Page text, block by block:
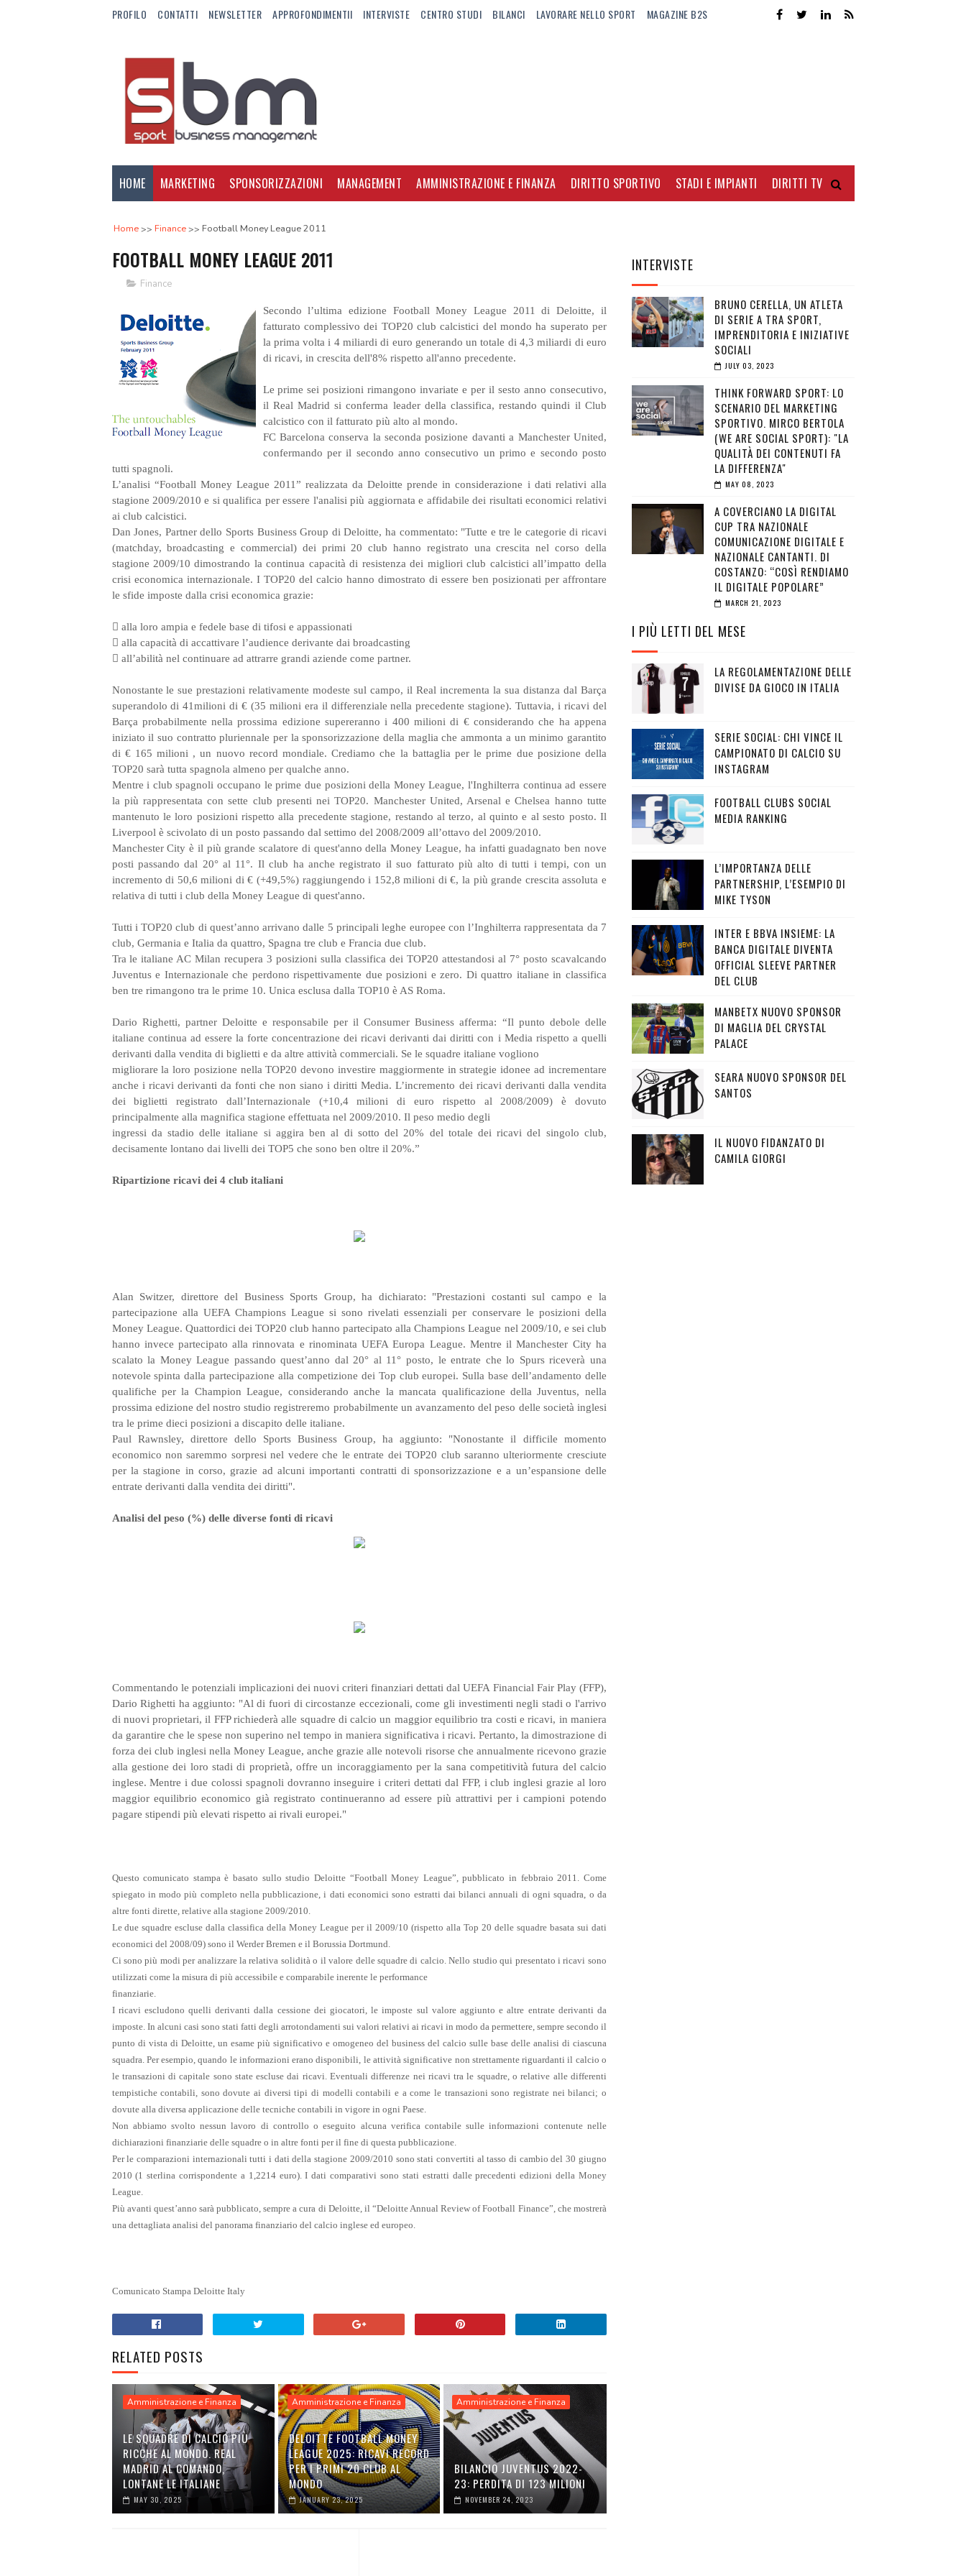
PROFILO CONTATTI NEWSLETTER APPROFONDIMENTII INTERVISTE CENTRO STUDI BILANCI LAVORARE NELLO SPORT MAGAZINE B2S
HOME MARKETING SPONSORIZZAZIONI MANAGEMENT AMMINISTRAZIONE E FINANZA DIRITTO SPORTIVO STADI E IMPIANTI DIRITTI TV
Home Finance Football Money League 2011
FOOTBALL MONEY LEAGUE 2011
Finance
Secondo l’ultima edizione Football Money League 2011 di Deloitte, il
fatturato complessivo dei TOP20 club calcistici del mondo ha superato per
la prima volta i 4 miliardi di euro generando un totale di 4,3 miliardi di euro
di ricavi, in crescita dell'8% rispetto all'anno precedente.
Le prime sei posizioni rimangono invariate e per il sesto anno consecutivo,
il Real Madrid si conferma leader della classifica, restando quindi il Club
calcistico con il fatturato più alto al mondo.
FC Barcelona conserva la seconda posizione davanti a Manchester United,
confermando per il secondo anno consecutivo un primo e secondo posto
tutti spagnoli.
L’analisi “Football Money League 2011” realizzata da Deloitte prende in considerazione i dati relativi alla
stagione 2009/2010 e si qualifica per essere l'analisi più aggiornata e affidabile dei risultati economici relativi
ai club calcistici.
Dan Jones, Partner dello Sports Business Group di Deloitte, ha commentato: "Tutte e tre le categorie di ricavi
(matchday, broadcasting e commercial) dei primi 20 club hanno registrato una crescita nel corso della
stagione 2009/10 dimostrando la continua capacità di resistenza dei migliori club calcistici all’impatto della
crisi economica internazionale. I TOP20 del calcio hanno dimostrato di essere ben posizionati per affrontare
le sfide imposte dalla crisi economica grazie:
 alla loro ampia e fedele base di tifosi e appassionati
 alla capacità di accattivare l’audience derivante dai broadcasting
 all’abilità nel continuare ad attrarre grandi aziende come partner.
Nonostante le sue prestazioni relativamente modeste sul campo, il Real incrementa la sua distanza dal Barça
superandolo di 41milioni di € (35 milioni era il differenziale nella precedente stagione). Tuttavia, i ricavi del
Barça probabilmente nella prossima edizione supereranno i 400 milioni di € considerando che ha appena
iniziato il suo contratto pluriennale per la sponsorizzazione della maglia che ammonta a un minimo garantito
di € 165 milioni , un nuovo record mondiale. Crediamo che la battaglia per le prime due posizione della
TOP20 sarà tutta spagnola almeno per qualche anno.
Mentre i club spagnoli occupano le prime due posizioni della Money League, l'Inghilterra continua ad essere
la più rappresentata con sette club presenti nei TOP20. Manchester United, Arsenal e Chelsea hanno tutte
mantenuto le loro posizioni rispetto alla precedente stagione, restando al terzo, al quinto e al sesto posto. Il
Liverpool è scivolato di un posto passando dal settimo del 2008/2009 all’ottavo del 2009/2010.
Manchester City è il più grande scalatore di quest'anno della Money League, ha infatti guadagnato ben nove
posti passando dal 20° al 11°. Il club ha anche registrato il suo fatturato più alto di tutti i tempi, con un
incremento di 50,6 milioni di € (+49,5%) raggiungendo i 152,8 milioni di €, la più grande crescita assoluta e
relativa di tutti i club della Money League di quest'anno.
Tutti i TOP20 club di quest’anno arrivano dalle 5 principali leghe europee con l’Inghilterra rappresentata da 7
club, Germania e Italia da quattro, Spagna tre club e Francia due club.
Tra le italiane AC Milan recupera 3 posizioni sulla classifica dei TOP20 attestandosi al 7° posto scavalcando
Juventus e Internazionale che perdono rispettivamente due posizioni e zero. Di quattro italiane in classifica
ben tre rimangono tra le prime 10. Unica esclusa dalla TOP10 è AS Roma.
Dario Righetti, partner Deloitte e responsabile per il Consumer Business afferma: “Il punto debole delle
italiane continua ad essere la forte concentrazione dei ricavi derivanti dai diritti con i Media rispetto a quelli
derivanti dalla vendita di biglietti e da altre attività commerciali. Se le squadre italiane vogliono
migliorare la loro posizione nella TOP20 devono investire maggiormente in strategie idonee ad incrementare
anche i ricavi derivanti da fonti che non siano i diritti Media. L’incremento dei ricavi derivanti dalla vendita
dei biglietti registrato dall’Internazionale (+10,4 milioni di euro rispetto al 2008/2009) è dovuto
principalmente alla magnifica stagione effettuata nel 2009/2010. Il peso medio degli
ingressi da stadio delle italiane si aggira ben al di sotto del 20% del totale dei ricavi del singolo club,
decisamente lontano dai livelli dei TOP5 che sono ben oltre il 20%.”
Ripartizione ricavi dei 4 club italiani
Alan Switzer, direttore del Business Sports Group, ha dichiarato: "Prestazioni costanti sul campo e la
partecipazione alla UEFA Champions League si sono rivelati essenziali per conservare le posizioni della
Money League. Quattordici dei TOP20 club hanno partecipato alla Champions League nel 2009/10, e sei club
hanno invece partecipato alla rinnovata e rinominata UEFA Europa League. Mentre il Manchester City ha
scalato la Money League passando quest’anno dal 20° al 11° posto, le entrate che lo Spurs riceverà una
notevole spinta dalla partecipazione alla competizione dei Top club europei. Sulla base dell’andamento delle
qualifiche per la Champion League, considerando anche la mancata qualificazione della Juventus, nella
prossima edizione del nostro studio registreremo probabilmente un avanzamento del peso delle società inglesi
tra le prime dieci posizioni a discapito delle italiane.
Paul Rawnsley, direttore dello Sports Business Group, ha aggiunto: "Nonostante il difficile momento
economico non saremmo sorpresi nel vedere che le entrate dei TOP20 club saranno ulteriormente cresciute
per la stagione in corso, grazie ad alcuni importanti contratti di sponsorizzazione e a un’espansione delle
entrate derivanti dalla vendita dei diritti".
Analisi del peso (%) delle diverse fonti di ricavi
Commentando le potenziali implicazioni dei nuovi criteri finanziari dettati dal UEFA Financial Fair Play (FFP),
Dario Righetti ha aggiunto: "Al di fuori di circostanze eccezionali, come gli investimenti negli stadi o l'arrivo
di nuovi proprietari, il FFP richiederà alle squadre di calcio un maggior equilibrio tra costi e ricavi, in maniera
da garantire che le spese non superino nel tempo in maniera significativa i ricavi. Pertanto, la dimostrazione di
forza dei club inglesi nella Money League, anche grazie alle notevoli risorse che annualmente ricevono grazie
alla gestione dei loro stadi di proprietà, offre un incoraggiamento per la sana competitività futura del calcio
inglese. Mentre i due colossi spagnoli dovranno inseguire i criteri dettati dal FFP, i club inglesi grazie al loro
maggior equilibrio economico già registrato continueranno ad essere più attrattivi per i campioni potendo
pagare stipendi più elevati rispetto ai rivali europei."
Questo comunicato stampa è basato sullo studio Deloitte “Football Money League”, pubblicato in febbraio 2011. Come
spiegato in modo più completo nella pubblicazione, i dati economici sono estratti dai bilanci annuali di ogni squadra, o da
altre fonti dirette, relative alla stagione 2009/2010.
Le due squadre escluse dalla classifica della Money League per il 2009/10 (rispetto alla Top 20 delle squadre basata sui dati
economici del 2008/09) sono il Werder Bremen e il Borussia Dortmund.
Ci sono più modi per analizzare la relativa solidità o il valore delle squadre di calcio. Nello studio qui presentato i ricavi sono
utilizzati come la misura di più accessibile e comparabile inerente le performance
finanziarie.
I ricavi escludono quelli derivanti dalla cessione dei giocatori, le imposte sul valore aggiunto e altre entrate derivanti da
imposte. In alcuni casi sono stati fatti degli arrotondamenti sui valori relativi ai ricavi in modo da permettere, sempre secondo il
punto di vista di Deloitte, un esame più significativo e omogeneo del business del calcio sulle base delle analisi di ciascuna
squadra. Per esempio, quando le informazioni erano disponibili, le attività significative non strettamente riguardanti il calcio o
le transazioni di capitale sono state escluse dai ricavi. Eventuali differenze nei ricavi tra le squadre, o relative alle differenti
tempistiche contabili, sono dovute ai diversi tipi di modelli contabili e a come le transazioni sono registrate nei bilanci; o
dovute alla diversa applicazione delle tecniche contabili in vigore in ogni Paese.
Non abbiamo svolto nessun lavoro di controllo o eseguito alcuna verifica contabile sulle informazioni contenute nelle
dichiarazioni finanziarie delle squadre o in altre fonti per il fine di questa pubblicazione.
Per le comparazioni internazionali tutti i dati della stagione 2009/2010 sono stati convertiti al tasso di cambio del 30 giugno
2010 (1 sterlina corrispondente a 1,2214 euro). I dati comparativi sono stati estratti dalle precedenti edizioni della Money
League.
Più avanti quest’anno sarà pubblicato, sempre a cura di Deloitte, il “Deloitte Annual Review of Football Finance”, che mostrerà
una dettagliata analisi del panorama finanziario del calcio inglese ed europeo.
Comunicato Stampa Deloitte Italy
RELATED POSTS
Amministrazione e Finanza
LE SQUADRE DI CALCIO PIÙ
RICCHE AL MONDO. REAL
MADRID AL COMANDO,
LONTANE LE ITALIANE
MAY 30, 2025
Amministrazione e Finanza
DELOITTE FOOTBALL MONEY
LEAGUE 2025: RICAVI RECORD
PER I PRIMI 20 CLUB AL
MONDO
JANUARY 23, 2025
Amministrazione e Finanza
BILANCIO JUVENTUS 2022-
23: PERDITA DI 123 MILIONI
NOVEMBER 24, 2023
INTERVISTE
BRUNO CERELLA, UN ATLETA
DI SERIE A TRA SPORT,
IMPRENDITORIA E INIZIATIVE
SOCIALI
JULY 03, 2023
THINK FORWARD SPORT: LO
SCENARIO DEL MARKETING
SPORTIVO. MIRCO BERTOLA
(WE ARE SOCIAL SPORT): "LA
QUALITÀ DEI CONTENUTI FA
LA DIFFERENZA"
MAY 08, 2023
A COVERCIANO LA DIGITAL
CUP TRA NAZIONALE
COMUNICAZIONE DIGITALE E
NAZIONALE CANTANTI. DI
COSTANZO: “COSÌ RENDIAMO
IL DIGITALE POPOLARE”
MARCH 21, 2023
I PIÙ LETTI DEL MESE
LA REGOLAMENTAZIONE DELLE
DIVISE DA GIOCO IN ITALIA
SERIE SOCIAL: CHI VINCE IL
CAMPIONATO DI CALCIO SU
INSTAGRAM
FOOTBALL CLUBS SOCIAL
MEDIA RANKING
L’IMPORTANZA DELLE
PARTNERSHIP, L’ESEMPIO DI
MIKE TYSON
INTER E BBVA INSIEME: LA
BANCA DIGITALE DIVENTA
OFFICIAL SLEEVE PARTNER
DEL CLUB
MANBETX NUOVO SPONSOR
DI MAGLIA DEL CRYSTAL
PALACE
SEARA NUOVO SPONSOR DEL
SANTOS
IL NUOVO FIDANZATO DI
CAMILA GIORGI